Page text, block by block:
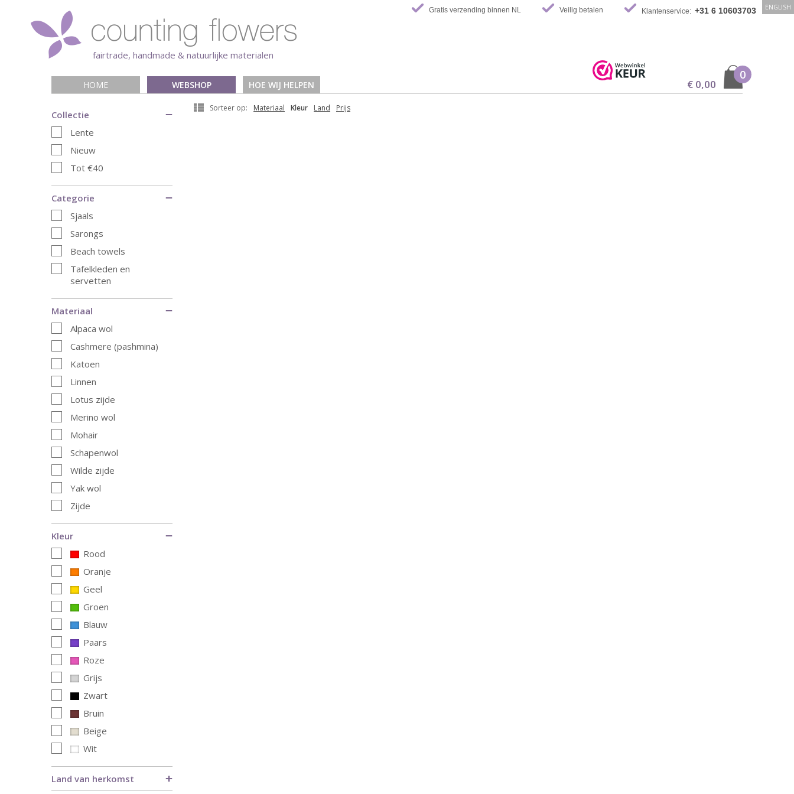
fairtrade, handmade & natuurlijke materialen
Gratis verzending binnen NL Veilig betalen Klantenservice: +31 6 10603703 ENGLISH
HOME WEBSHOP HOE WIJ HELPEN € 0,00
0
Collectie
Lente
Nieuw
Tot €40
Categorie
Sjaals
Sarongs
Beach towels
Tafelkleden en
servetten
Materiaal
Alpaca wol
Cashmere (pashmina)
Katoen
Linnen
Lotus zijde
Merino wol
Mohair
Schapenwol
Wilde zijde
Yak wol
Zijde
Kleur
Rood
Oranje
Geel
Groen
Blauw
Paars
Roze
Grijs
Zwart
Bruin
Beige
Wit
Land van herkomst
Sorteer op: Materiaal Kleur Land Prijs